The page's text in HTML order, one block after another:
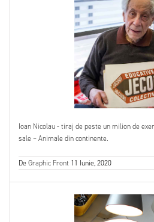
Ioan Nicolau - tiraj de peste un milion de
sale – Animale din continente.
DeGraphic Front 11 Iunie, 2020